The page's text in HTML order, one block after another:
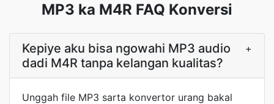
MP3 ka M4R FAQ Konversi
Kepiye aku bisa ngowahi MP3 audio
dadi M4R tanpa kelangan kualitas?
+
Unggah file MP3 sarta konvertor urang bakal